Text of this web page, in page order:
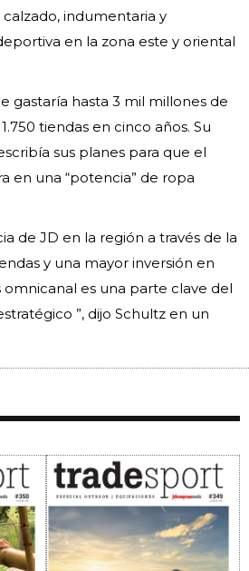
indumentaria y
en la zona este y oriental
gastaría hasta 3 mil millones de
tiendas en cinco años. Su
sus planes para que el
en una “potencia” de ropa
de JD en la región a través de la
y una mayor inversión en
omnicanal es una parte clave del
”, dijo Schultz en un